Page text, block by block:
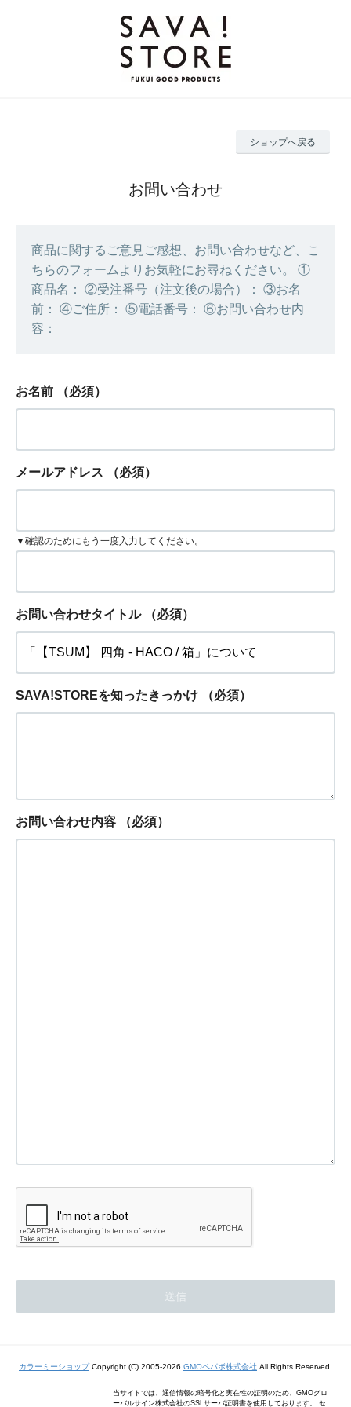
ショップへ戻る
お問い合わせ
商品に関するご意見ご感想、お問い合わせなど、こ
ちらのフォームよりお気軽にお尋ねください。 ①
商品名： ②受注番号（注文後の場合）： ③お名
前： ④ご住所： ⑤電話番号： ⑥お問い合わせ内
容：
お名前 （必須）
メールアドレス （必須）
▼確認のためにもう一度入力してください。
お問い合わせタイトル （必須）
SAVA!STOREを知ったきっかけ （必須）
お問い合わせ内容 （必須）
カラーミーショップCopyright (C) 2005-2026 GMOペパボ株式会社 All Rights Reserved.
当サイトでは、通信情報の暗号化と実在性の証明のため、GMOグロ
ーバルサイン株式会社のSSLサーバ証明書を使用しております。 セ